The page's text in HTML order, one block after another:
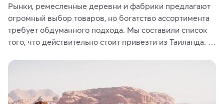
Рынки, ремесленные деревни и фабрики предлагают
огромный выбор товаров, но богатство ассортимента
требует обдуманного подхода. Мы составили список
того, что действительно стоит привезти из Таиланда.
средства, одежду, украшения, предметы интерьера
где их купить.